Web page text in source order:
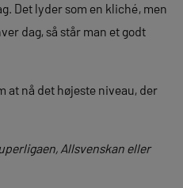
Det lyder som en kliché, men
dag, så står man et godt
at nå det højeste niveau, der
Allsvenskan eller